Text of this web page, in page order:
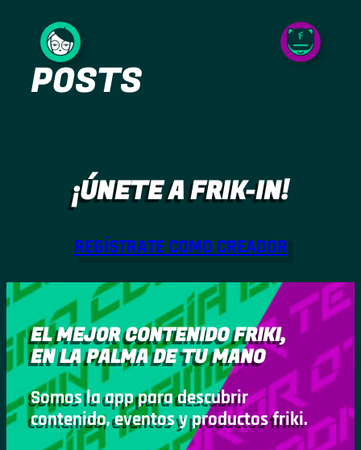
contenido
POSTS
¡ÚNETE A FRIK-IN!
REGÍSTRATE COMO CREADOR
EL MEJOR CONTENIDO FRIKI,
EN LA PALMA DE TU MANO
Somos la app para descubrir
contenido, eventos y productos friki.